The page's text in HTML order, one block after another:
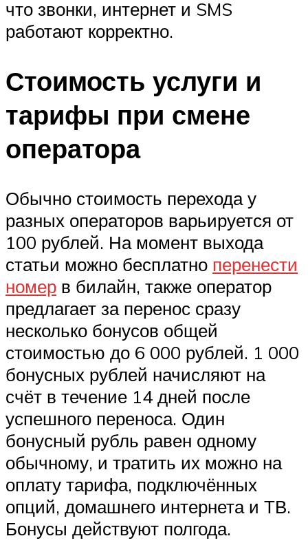
что звонки, интернет и SMS
работают корректно.
Стоимость услуги и
тарифы при смене
оператора
Обычно стоимость перехода у
разных операторов варьируется от
100 рублей. На момент выхода
статьи можно бесплатно перенести
номер в билайн, также оператор
предлагает за перенос сразу
несколько бонусов общей
стоимостью до 6 000 рублей. 1 000
бонусных рублей начисляют на
счёт в течение 14 дней после
успешного переноса. Один
бонусный рубль равен одному
обычному, и тратить их можно на
оплату тарифа, подключённых
опций, домашнего интернета и ТВ.
Бонусы действуют полгода.